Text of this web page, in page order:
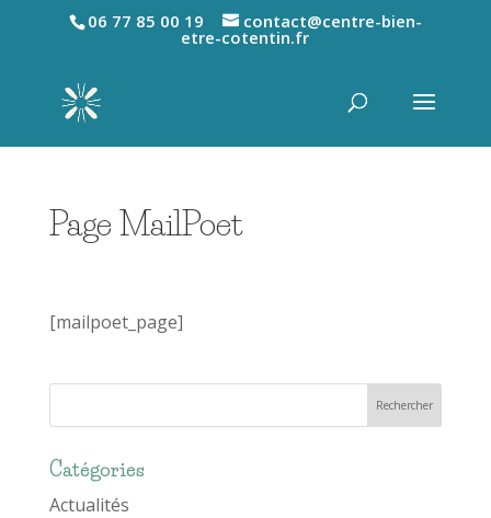
06 77 85 00 19 contact@centre-bien-
etre-cotentin.fr
Page MailPoet
[mailpoet_page]
Catégories
Actualités